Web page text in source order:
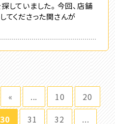
していました。 今回、店舗
てくださった関さんが
« ... 10
20
30 31 32
...